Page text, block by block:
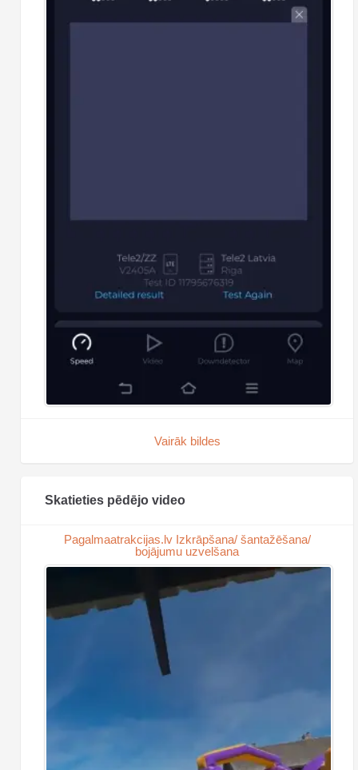
Vairāk bildes
Skatieties pēdējo video
Pagalmaatrakcijas.lv Izkrāpšana/ šantažēšana/
bojājumu uzvelšana